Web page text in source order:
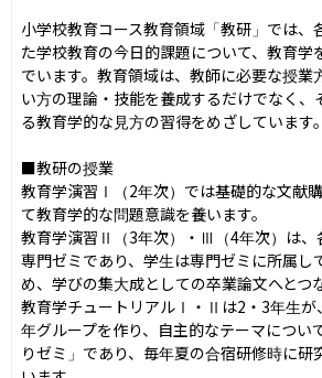
小学校教育コース教育領域「教研」では、
た学校教育の今日的課題について、教育学
でいます。教育領域は、教師に必要な授業
い方の理論・技能を養成するだけでなく、
る教育学的な見方の習得をめざしています。
■教研の授業
教育学演習Ⅰ（2年次）では基礎的な文献
て教育学的な問題意識を養います。
教育学演習Ⅱ（3年次）・Ⅲ（4年次）は、
専門ゼミであり、学生は専門ゼミに所属し
め、学びの集大成としての卒業論文へとつ
教育学チュートリアルⅠ・Ⅱは2・3年生が
年グループを作り、自主的なテーマについ
りゼミ」であり、毎年夏の合宿研修時に研